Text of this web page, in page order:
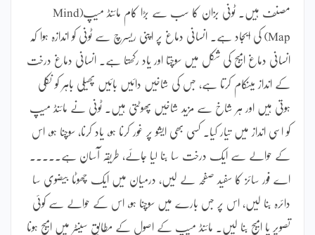
مصنف ہیں۔ ٹونی بزان کا سب سے بڑا کام مائنڈ میپ(Mind
Map) کی ایجاد ہے۔ انسانی دماغ پر اپنی ریسرچ سے ٹونی کو اندازہ ہوا کہ
انسانی دماغ امیج کی شکل میں سوچتا اور یاد رکھتا ہے۔ انسانی دماغ درخت
کے انداز میںکام کرتا ہے، جس کی شاخیں دائیں بائیں پھیلی باہر کو نکلی
ہوتی ہیں اور ہر شاخ سے مزید شاخیں پھوٹتی ہیں۔ ٹونی نے مائنڈ میپ
کو اسی انداز میں تیار کیا۔ کسی بھی ایشو پر غور کرنا ہو، یاد کرنا، سوچنا ہو، اس
کے حوالے سے ایک درخت سا بنا لیا جائے، طریقہ آسان ہے۔۔۔۔۔
اے فور سائز کا سفید صفحہ لے لیں، درمیان میں ایک چھوٹا بیضوی سا
دائرہ بنا لیں، اس پر جس بارے میں سوچنا ہو، اس کے حوالے سے کوئی
تصویر یا امیج بنا لیں۔ مائنڈ میپ کے اصول کے مطابق سینٹر میں امیج ہونا